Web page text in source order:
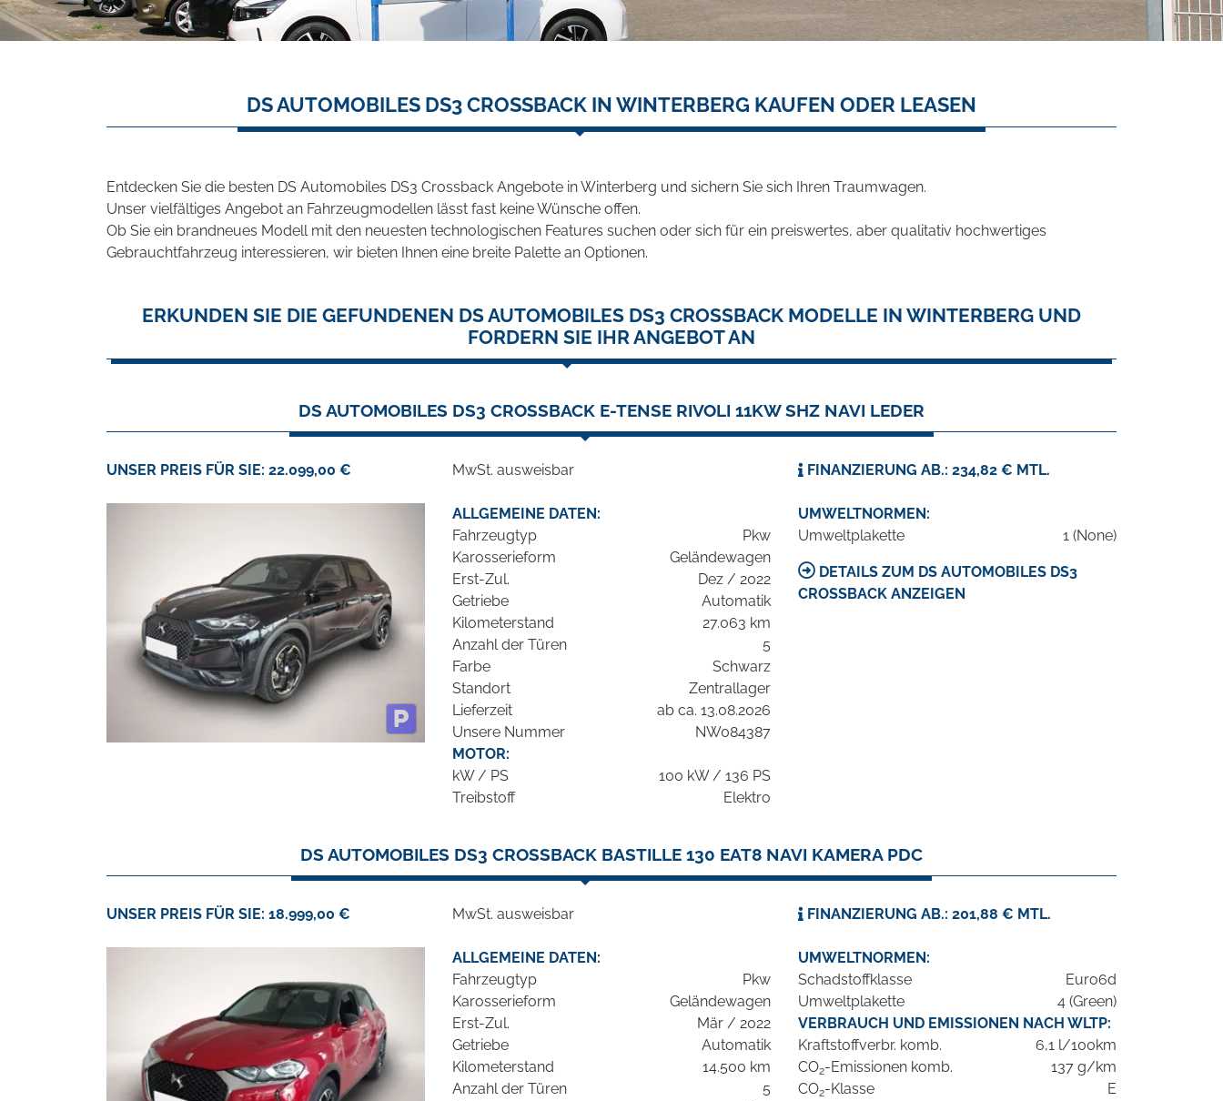
DS AUTOMOBILES DS3 CROSSBACK IN WINTERBERG KAUFEN ODER LEASEN
Entdecken Sie die besten DS Automobiles DS3 Crossback Angebote in Winterberg und sichern Sie sich Ihren Traumwagen.
Unser vielfältiges Angebot an Fahrzeugmodellen lässt fast keine Wünsche offen.
Ob Sie ein brandneues Modell mit den neuesten technologischen Features suchen oder sich für ein preiswertes, aber qualitativ hochwertiges
Gebrauchtfahrzeug interessieren, wir bieten Ihnen eine breite Palette an Optionen.
ERKUNDEN SIE DIE GEFUNDENEN DS AUTOMOBILES DS3 CROSSBACK MODELLE IN WINTERBERG UND
FORDERN SIE IHR ANGEBOT AN
DS AUTOMOBILES DS3 CROSSBACK E-TENSE RIVOLI 11KW SHZ NAVI LEDER
UNSER PREIS FÜR SIE: 22.099,00 € MwSt. ausweisbar FINANZIERUNG AB.: 234,82 € MTL.
ALLGEMEINE DATEN:
Fahrzeugtyp
Pkw
Karosserieform
Geländewagen
Erst-Zul.
Dez / 2022
Getriebe
Automatik
Kilometerstand
27.063 km
Anzahl der Türen
5
Farbe
Schwarz
Standort
Zentrallager
Lieferzeit
ab ca. 13.08.2026
Unsere Nummer
NW084387
MOTOR:
kW / PS
100 kW / 136 PS
Treibstoff
Elektro
UMWELTNORMEN:
Umweltplakette
1 (None)
DETAILS ZUM DS AUTOMOBILES DS3
CROSSBACK ANZEIGEN
DS AUTOMOBILES DS3 CROSSBACK BASTILLE 130 EAT8 NAVI KAMERA PDC
UNSER PREIS FÜR SIE: 18.999,00 € MwSt. ausweisbar FINANZIERUNG AB.: 201,88 € MTL.
ALLGEMEINE DATEN:
Fahrzeugtyp
Pkw
Karosserieform
Geländewagen
Erst-Zul.
Mär / 2022
Getriebe
Automatik
Kilometerstand
14.500 km
Anzahl der Türen
5
UMWELTNORMEN:
Schadstoffklasse
Euro6d
Umweltplakette
4 (Green)
VERBRAUCH UND EMISSIONEN NACH WLTP:
Kraftstoffverbr. komb.
6,1 l/100km
CO2-Emissionen komb.
137 g/km
CO2-Klasse E